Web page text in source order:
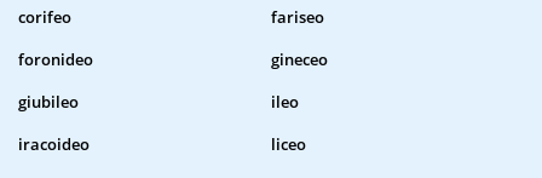
corifeo
fariseo
foronideo
gineceo
giubileo
ileo
iracoideo
liceo